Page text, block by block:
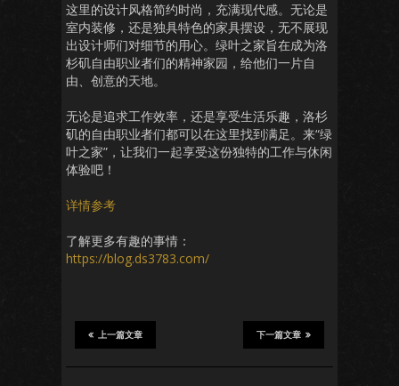
这里的设计风格简约时尚，充满现代感。无论是
室内装修，还是独具特色的家具摆设，无不展现
出设计师们对细节的用心。绿叶之家旨在成为洛
杉矶自由职业者们的精神家园，给他们一片自
由、创意的天地。
无论是追求工作效率，还是享受生活乐趣，洛杉
矶的自由职业者们都可以在这里找到满足。来“绿
叶之家”，让我们一起享受这份独特的工作与休闲
体验吧！
详情参考
了解更多有趣的事情：
https://blog.ds3783.com/
下一篇文章
上一篇文章